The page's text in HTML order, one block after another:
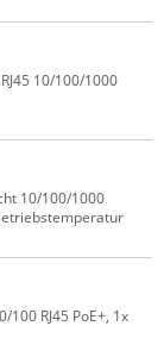
10/100/1000
10/100/1000
RJ45 PoE+, 1x